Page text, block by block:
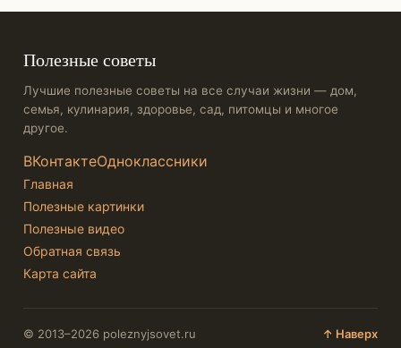
Полезные советы
Лучшие полезные советы на все случаи жизни — дом,
семья, кулинария, здоровье, сад, питомцы и многое
другое.
ВКонтактеОдноклассники
Главная
Полезные картинки
Полезные видео
Обратная связь
Карта сайта
© 2013–2026 poleznyjsovet.ru ↑ Наверх